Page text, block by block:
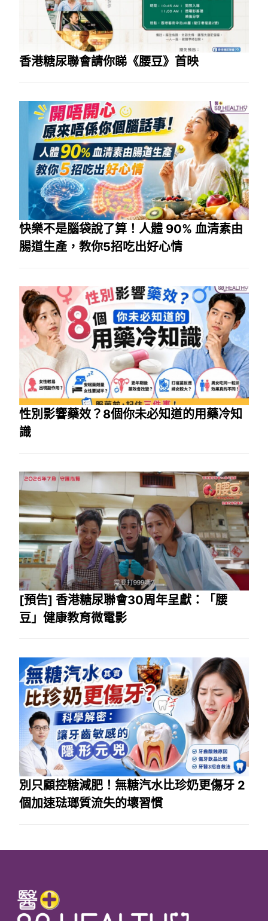
香港糖尿聯會請你睇《腰豆》首映
快樂不是腦袋說了算！人體 90% 血清素由
腸道生產，教你5招吃出好心情
性別影響藥效？8個你未必知道的用藥冷知
識
[預告] 香港糖尿聯會30周年呈獻：「腰
豆」健康教育微電影
別只顧控糖減肥！無糖汽水比珍奶更傷牙 2
個加速琺瑯質流失的壞習慣